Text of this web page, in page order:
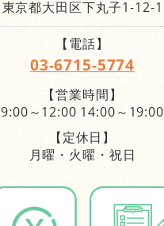
東京都大田区下丸子1-12-1
【電話】
03-6715-5774
【営業時間】
9:00～12:00 14:00～19:00
【定休日】
月曜・火曜・祝日